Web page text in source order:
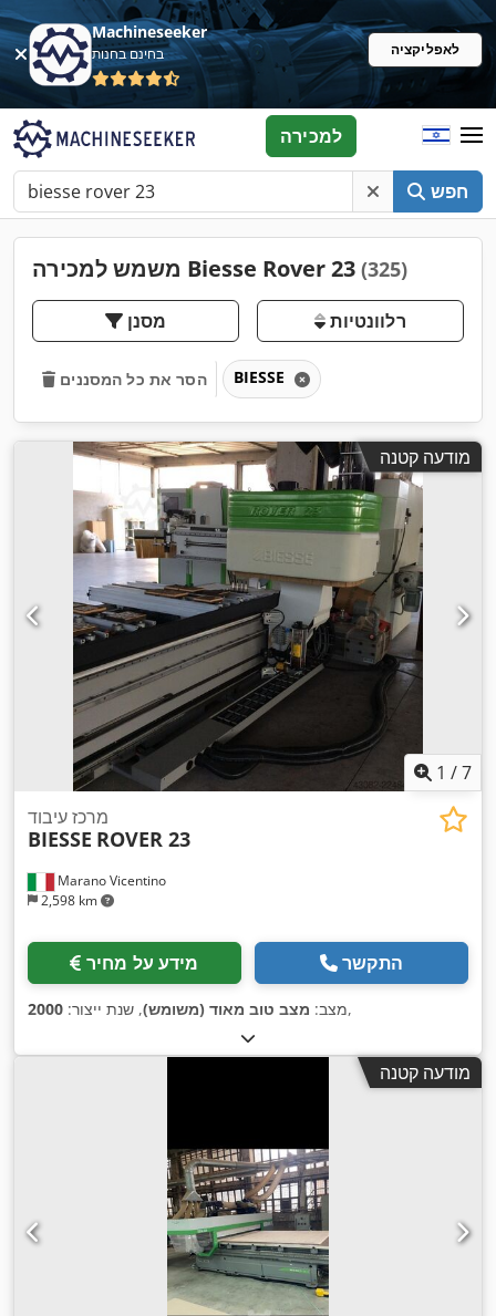
Machineseeker
בחינם בחנות לאפליקציה
חפש
למכירה
משמש למכירה Biesse Rover 23 (325)
מסנן רלוונטיות
הסר את כל המסננים BIESSE
מודעה קטנה
1 /7
Marano Vicentino
2,598 km
מרכז עיבוד
BIESSE ROVER 23
מידע על מחיר התקשר
מצב: מצב טוב מאוד (משומש), שנת ייצור: 2000 ,
מודעה קטנה